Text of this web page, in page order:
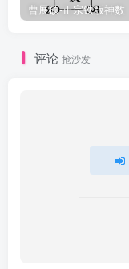
曹展硕-正宗铁版神数
评论 抢沙发